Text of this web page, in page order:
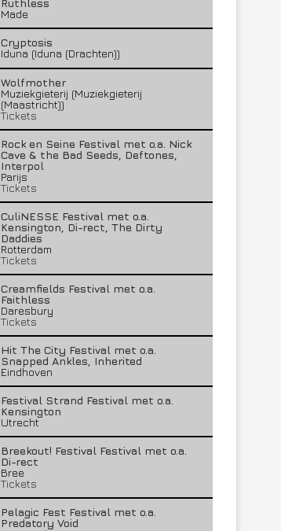
Ruthless
Made
Cryptosis
Iduna (Iduna (Drachten))
Wolfmother
Muziekgieterij (Muziekgieterij
(Maastricht))
Tickets
Rock en Seine Festival met o.a. Nick
Cave & the Bad Seeds, Deftones,
Interpol
Parijs
Tickets
CuliNESSE Festival met o.a.
Kensington, Di-rect, The Dirty
Daddies
Rotterdam
Tickets
Creamfields Festival met o.a.
Faithless
Daresbury
Tickets
Hit The City Festival met o.a.
Snapped Ankles, Inherited
Eindhoven
Festival Strand Festival met o.a.
Kensington
Utrecht
Breekout! Festival Festival met o.a.
Di-rect
Bree
Tickets
Pelagic Fest Festival met o.a.
Predatory Void